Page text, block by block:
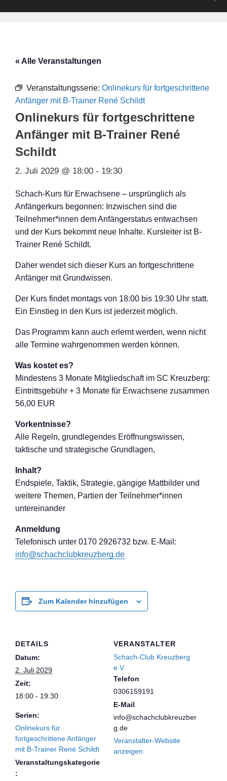
« Alle Veranstaltungen
Veranstaltungsserie: Onlinekurs für fortgeschrittene
Anfänger mit B-Trainer René Schildt
Onlinekurs für fortgeschrittene
Anfänger mit B-Trainer René
Schildt
2. Juli 2029 @ 18:00 - 19:30
Schach-Kurs für Erwachsene – ursprünglich als
Anfängerkurs begonnen: Inzwischen sind die
Teilnehmer*innen dem Anfängerstatus entwachsen
und der Kurs bekommt neue Inhalte. Kursleiter ist B-
Trainer René Schildt.
Daher wendet sich dieser Kurs an fortgeschrittene
Anfänger mit Grundwissen.
Der Kurs findet montags von 18:00 bis 19:30 Uhr statt.
Ein Einstieg in den Kurs ist jederzeit möglich.
Das Programm kann auch erlernt werden, wenn nicht
alle Termine wahrgenommen werden können.
Was kostet es?
Mindestens 3 Monate Mitgliedschaft im SC Kreuzberg:
Eintrittsgebühr + 3 Monate für Erwachsene zusammen
56,00 EUR
Vorkentnisse?
Alle Regeln, grundlegendes Eröffnungswissen,
taktische und strategische Grundlagen,
Inhalt?
Endspiele, Taktik, Strategie, gängige Mattbilder und
weitere Themen, Partien der Teilnehmer*innen
untereinander
Anmeldung
Telefonisch unter 0170 2926732 bzw. E-Mail:
info@schachclubkreuzberg.de
Zum Kalender hinzufügen
DETAILS
Datum:
2. Juli 2029
Zeit:
18:00 - 19:30
Serien:
Onlinekurs für
fortgeschrittene Anfänger
mit B-Trainer René Schildt
Veranstaltungskategorie
:
VERANSTALTER
Schach-Club Kreuzberg
e.V.
Telefon
0306159191
E-Mail
info@schachclubkreuzber
g.de
Veranstalter-Website
anzeigen